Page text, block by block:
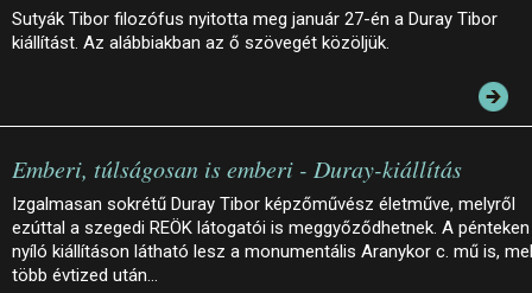
Sutyák Tibor filozófus nyitotta meg január 27-én a Duray Tibor
kiállítást. Az alábbiakban az ő szövegét közöljük.
Emberi, túlságosan is emberi - Duray-kiállítás
Izgalmasan sokrétű Duray Tibor képzőművész életműve, melyről
ezúttal a szegedi REÖK látogatói is meggyőződhetnek. A pénteken
nyíló kiállításon látható lesz a monumentális Aranykor c. mű is,
több évtized után…